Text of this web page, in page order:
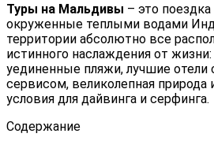
Туры на Мальдивы – это
окруженные теплыми водами
территории абсолютно все
истинного наслаждения от
уединенные пляжи, лучшие
сервисом, великолепная природа
условия для дайвинга и серфинга.
Содержание